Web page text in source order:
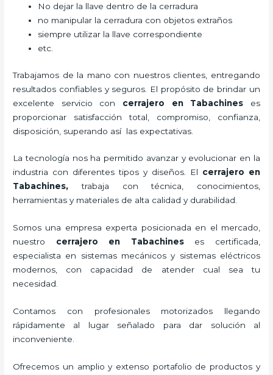
No dejar la llave dentro de la cerradura
no manipular la cerradura con objetos extraños
siempre utilizar la llave correspondiente
etc.
Trabajamos de la mano con nuestros clientes, entregando
resultados confiables y seguros. El propósito de brindar un
excelente servicio con cerrajero en Tabachines es
proporcionar satisfacción total, compromiso, confianza,
disposición, superando así las expectativas.
La tecnología nos ha permitido avanzar y evolucionar en la
industria con diferentes tipos y diseños. El cerrajero en
Tabachines,trabaja con técnica, conocimientos,
herramientas y materiales de alta calidad y durabilidad.
Somos una empresa experta posicionada en el mercado,
nuestro cerrajero en Tabachineses certificada,
especialista en sistemas mecánicos y sistemas eléctricos
modernos, con capacidad de atender cual sea tu
necesidad.
Contamos con profesionales motorizados llegando
rápidamente al lugar señalado para dar solución al
inconveniente.
Ofrecemos un amplio y extenso portafolio de productos y